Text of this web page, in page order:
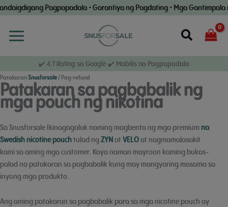
Laktawan
ang
nilalaman
Pagpapadala • Garantiya ng Pagdating • Mga Gantimpala
✔️ 4.7 Rating sa Google ✔️ Mabilis na Pagpapadala
PatakaranSnusforsale/ Pag-refund
Patakaran sa pagbabalik ng
mga pouch ng nikotina
Sa Snusforsale Ikinagagalak naming magbenta ng mga premium na
Swedish nicotine pouchtulad ngZYNat VELOat nagmamalasakit
kami sa aming mga customer. Kaya naman mayroon kaming bukas-
palad na patakaran sa pagbabalik kung may mangyaring masama sa
inyong mga produkto.
Ang aming patakaran sa pagbabalik para sa mga nicotine pouch ay